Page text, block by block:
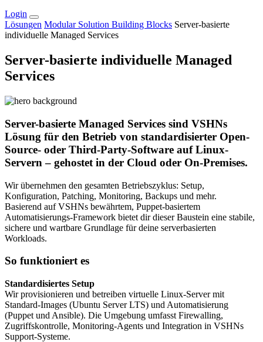
Login
Lösungen Modular Solution Building Blocks Server-basierte
individuelle Managed Services
Server-basierte individuelle Managed
Services
Server-basierte Managed Services sind VSHNs
Lösung für den Betrieb von standardisierter Open-
Source- oder Third-Party-Software auf Linux-
Servern – gehostet in der Cloud oder On-Premises.
Wir übernehmen den gesamten Betriebszyklus: Setup,
Konfiguration, Patching, Monitoring, Backups und mehr.
Basierend auf VSHNs bewährtem, Puppet-basiertem
Automatisierungs-Framework bietet dir dieser Baustein eine stabile,
sichere und wartbare Grundlage für deine serverbasierten
Workloads.
So funktioniert es
Standardisiertes Setup
Wir provisionieren und betreiben virtuelle Linux-Server mit
Standard-Images (Ubuntu Server LTS) und Automatisierung
(Puppet und Ansible). Die Umgebung umfasst Firewalling,
Zugriffskontrolle, Monitoring-Agents und Integration in VSHNs
Support-Systeme.